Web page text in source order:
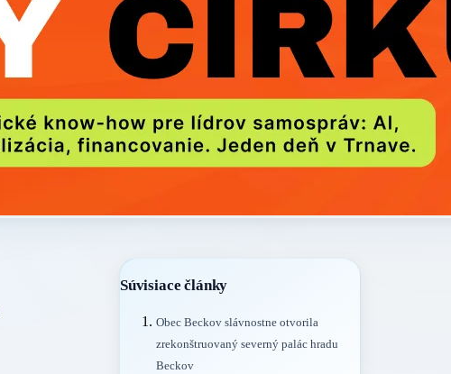
Súvisiace články
Obec Beckov slávnostne otvorila
zrekonštruovaný severný palác hradu
Beckov